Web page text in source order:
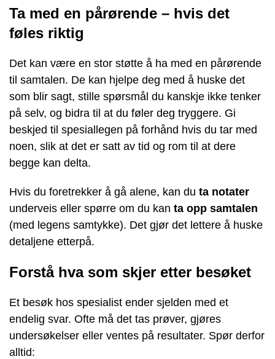
Ta med en pårørende – hvis det
føles riktig
Det kan være en stor støtte å ha med en pårørende
til samtalen. De kan hjelpe deg med å huske det
som blir sagt, stille spørsmål du kanskje ikke tenker
på selv, og bidra til at du føler deg tryggere. Gi
beskjed til spesiallegen på forhånd hvis du tar med
noen, slik at det er satt av tid og rom til at dere
begge kan delta.
Hvis du foretrekker å gå alene, kan du ta notater
underveis eller spørre om du kan ta opp samtalen
(med legens samtykke). Det gjør det lettere å huske
detaljene etterpå.
Forstå hva som skjer etter besøket
Et besøk hos spesialist ender sjelden med et
endelig svar. Ofte må det tas prøver, gjøres
undersøkelser eller ventes på resultater. Spør derfor
alltid: